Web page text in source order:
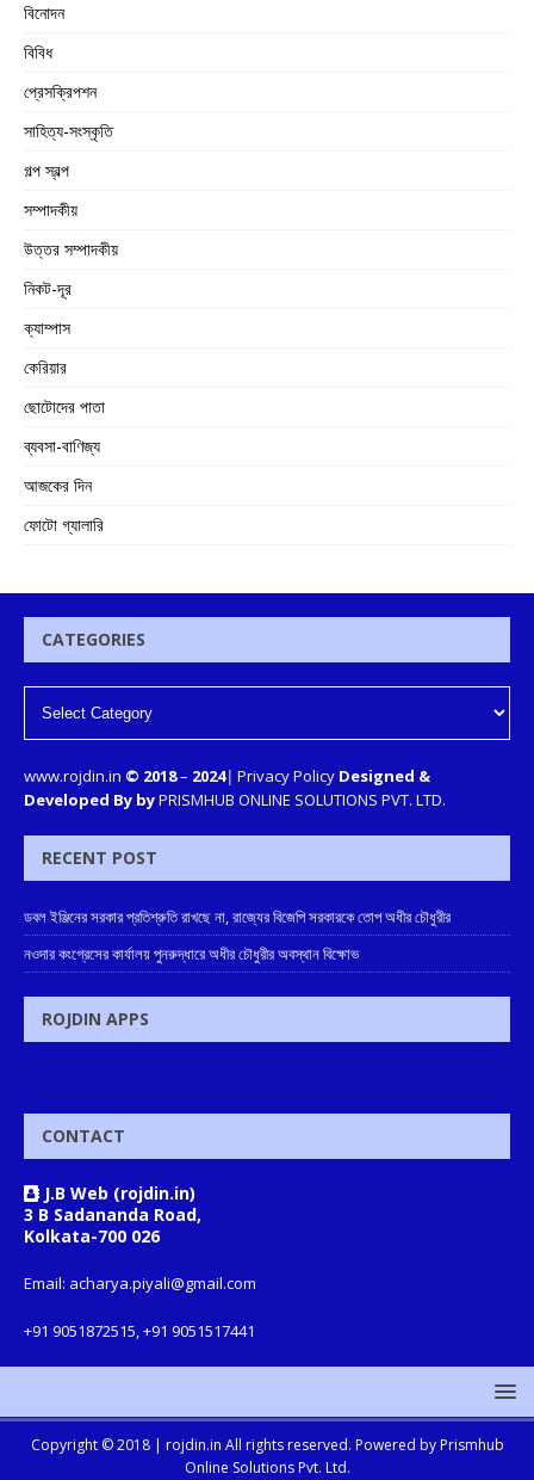
বিনোদন
বিবিধ
প্রেসক্রিপশন
সাহিত্য-সংস্কৃতি
গল্প স্বল্প
সম্পাদকীয়
উত্তর সম্পাদকীয়
নিকট-দূর
ক্যাম্পাস
কেরিয়ার
ছোটোদের পাতা
ব্যবসা-বাণিজ্য
আজকের দিন
ফোটো গ্যালারি
CATEGORIES
www.rojdin.in © 2018– 2024| Privacy Policy Designed &
Developed By byPRISMHUB ONLINE SOLUTIONS PVT. LTD.
RECENT POST
ডবল ইঞ্জিনের সরকার প্রতিশ্রুতি রাখছে না, রাজ্যের বিজেপি সরকারকে তোপ অধীর চৌধুরীর
নওদার কংগ্রেসের কার্যালয় পুনরুদ্ধারে অধীর চৌধুরীর অবস্থান বিক্ষোভ
ROJDIN APPS
CONTACT
J.B Web (rojdin.in)
3 B Sadananda Road,
Kolkata-700 026
Email: acharya.piyali@gmail.com
+91 9051872515, +91 9051517441
Copyright © 2018 | rojdin.in All rights reserved. Powered by Prismhub
Online Solutions Pvt. Ltd.